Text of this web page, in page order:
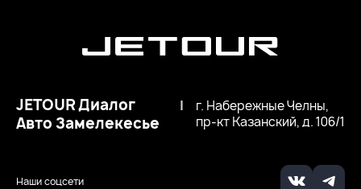
Наши соцсети
JETOUR Диалог
Авто Замелекесье
|
г. Набережные Челны,
пр-кт Казанский, д. 106/1